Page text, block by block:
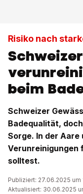
Risiko nach
beim
Schweizer
Badequalität,
Sorge. In der Aare
Verunreinigungen
solltest.
Publiziert: 27.06.2025 um
Aktualisiert: 30.06.2025